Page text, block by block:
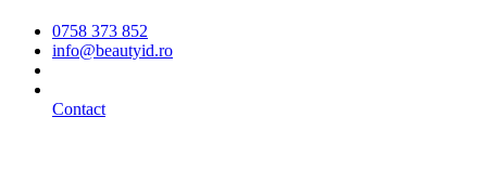
0758 373 852
info@beautyid.ro
Contact